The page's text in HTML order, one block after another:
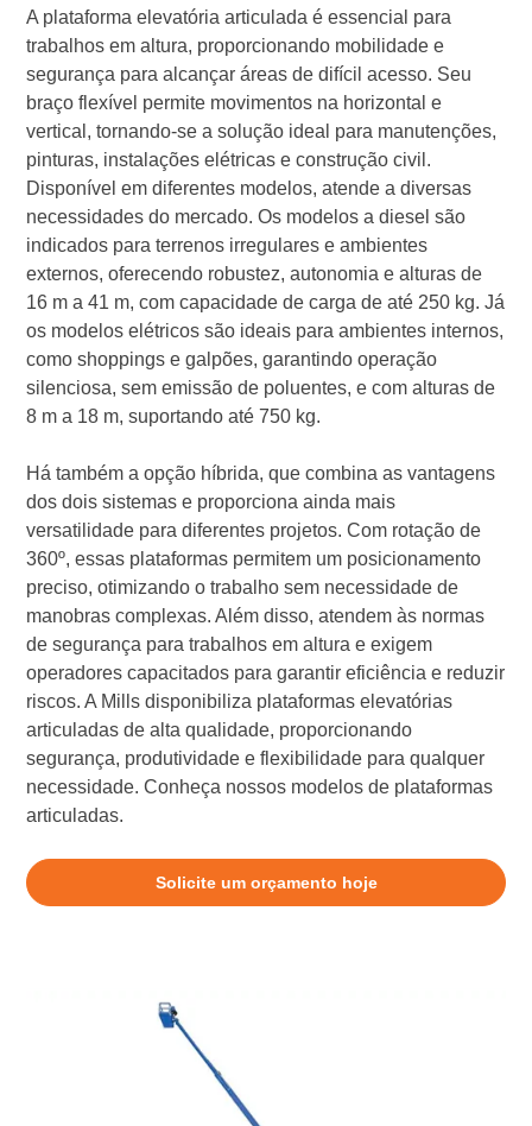
A plataforma elevatória articulada é essencial para
trabalhos em altura, proporcionando mobilidade e
segurança para alcançar áreas de difícil acesso. Seu
braço flexível permite movimentos na horizontal e
vertical, tornando-se a solução ideal para manutenções,
pinturas, instalações elétricas e construção civil.
Disponível em diferentes modelos, atende a diversas
necessidades do mercado. Os modelos a diesel são
indicados para terrenos irregulares e ambientes
externos, oferecendo robustez, autonomia e alturas de
16 m a 41 m, com capacidade de carga de até 250 kg. Já
os modelos elétricos são ideais para ambientes internos,
como shoppings e galpões, garantindo operação
silenciosa, sem emissão de poluentes, e com alturas de
8 m a 18 m, suportando até 750 kg.
Há também a opção híbrida, que combina as vantagens
dos dois sistemas e proporciona ainda mais
versatilidade para diferentes projetos. Com rotação de
360º, essas plataformas permitem um posicionamento
preciso, otimizando o trabalho sem necessidade de
manobras complexas. Além disso, atendem às normas
de segurança para trabalhos em altura e exigem
operadores capacitados para garantir eficiência e reduzir
riscos. A Mills disponibiliza plataformas elevatórias
articuladas de alta qualidade, proporcionando
segurança, produtividade e flexibilidade para qualquer
necessidade. Conheça nossos modelos de plataformas
articuladas.
Solicite um orçamento hoje